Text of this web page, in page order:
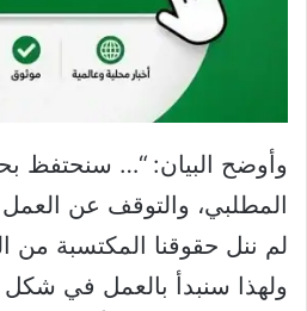
وأوضح البيان: “… سنحتفظ
المطلبي، والتوقف عن
لم ننل حقوقنا المكتسبة من
ولهذا سنبدأ بالعمل في